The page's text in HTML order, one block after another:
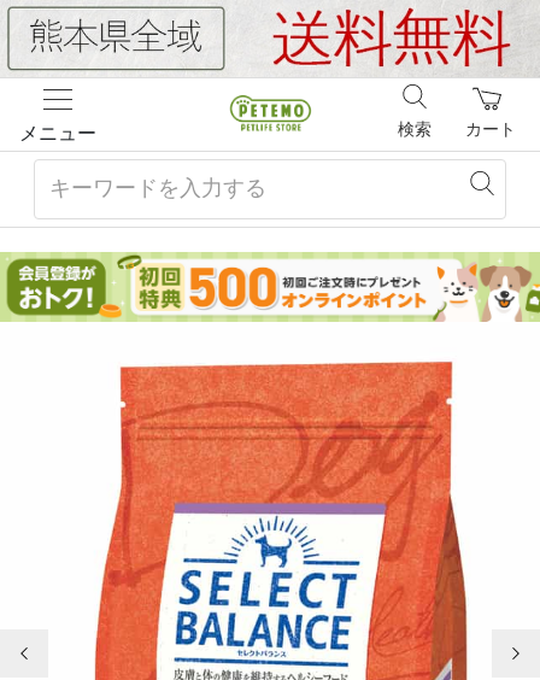
メニュー カート
検索
前の画像